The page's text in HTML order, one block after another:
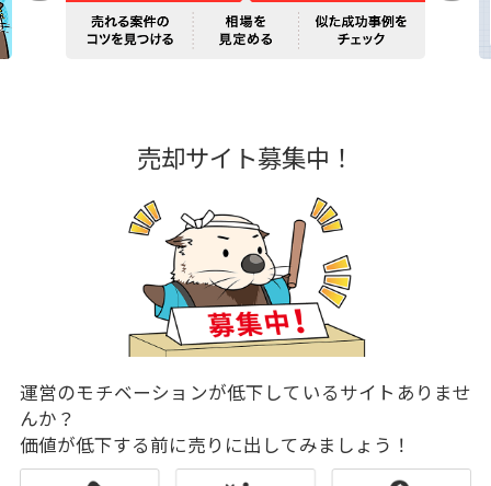
売却サイト募集中！
運営のモチベーションが低下しているサイトありませ
んか？
価値が低下する前に売りに出してみましょう！